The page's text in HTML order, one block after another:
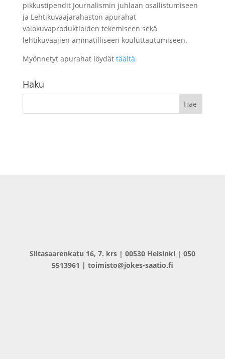
pikkustipendit Journalismin juhlaan osallistumiseen
ja Lehtikuvaajarahaston apurahat
valokuvaproduktioiden tekemiseen sekä
lehtikuvaajien ammatilliseen kouluttautumiseen.
Myönnetyt apurahat löydät täältä.
Haku
Siltasaarenkatu 16, 7. krs | 00530 Helsinki | 050
5513961 | toimisto@jokes-saatio.fi